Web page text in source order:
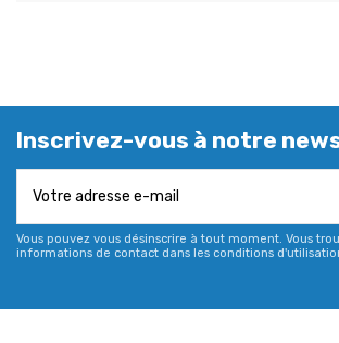
Inscrivez-vous à notre
Vous pouvez vous désinscrire à tout moment. Vous
informations de contact dans les conditions